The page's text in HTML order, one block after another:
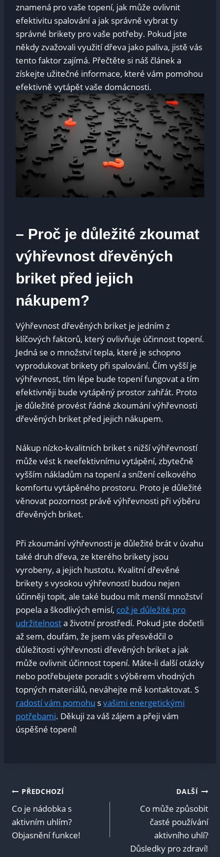
znamená pro vaše topení, jak může ovlivnit
efektivitu spalování a jak správně vybrat ty
správné brikety pro vaše potřeby. Pokud jste
někdy zvažovali využití dřeva jako paliva, jistě vás
tento faktor zajímá. Přečtěte si náš článek a
získejte užitečné informace, které vám pomohou
efektivně vytápět vaše domácnosti.
– Proč je důležité zkoumat
výhřevnost dřevěných
briket před jejich
nákupem?
Výhřevnost dřevěných briket je jedním z
klíčových faktorů, který ovlivňuje účinnost topení.
Jedná se o množství tepla, které je schopno
vyprodukovat brikety při spalování. Čím vyšší je
výhřevnost, tím lépe bude topení fungovat a tím
efektivněji bude vytápěný prostor zahřát. Proto
je důležité provést řádné zkoumání výhřevnosti
dřevěných briket před jejich nákupem.
Nákup nízko-kvalitních briket s nižší výhřevností
může vést k neefektivnímu vytápění, zbytečně
vyšším nákladům na topení a snížení celkového
komfortu vytápěného prostoru. Proto je důležité
věnovat pozornost právě výhřevnosti při výběru
dřevěných briket.
Při zkoumání výhřevnosti je důležité brát v úvahu
také druh dřeva, ze kterého brikety jsou
vyrobeny, a jejich hustotu. Kvalitní dřevěné
brikety s vysokou výhřevností budou nejen
účinněji topit, ale také budou mít menší množství
popela a škodlivých emisí, což je důležité pro
udržitelnosta životní prostředí. Pokud jste dočetli
až sem, doufám, že jsem vás přesvědčil o
důležitosti výhřevnosti dřevěných briket a jak
může ovlivnit účinnost topení. Máte-li další otázky
nebo potřebujete poradit s výběrem vhodných
topných materiálů, neváhejte mě kontaktovat. S
radostí vám pomohu svašimi energetickými
potřebami. Děkuji za váš zájem a přeji vám
úspěšné topení!
Navigace
pro
příspěvek
PŘEDCHOZÍ
Co je nádobka s
aktivním uhlím?
Objasnění funkce!
DALŠÍ
Co může způsobit
časté používání
aktivního uhlí?
Důsledky pro zdraví!